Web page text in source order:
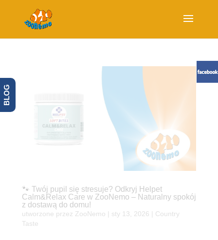
🐾 Twój pupil się stresuje? Odkryj Helpet
Calm&Relax Care w ZooNemo – Naturalny spokój
z dostawą do domu!
utworzone przez ZooNemo sty 13, 2026
Country
Taste
BLOG